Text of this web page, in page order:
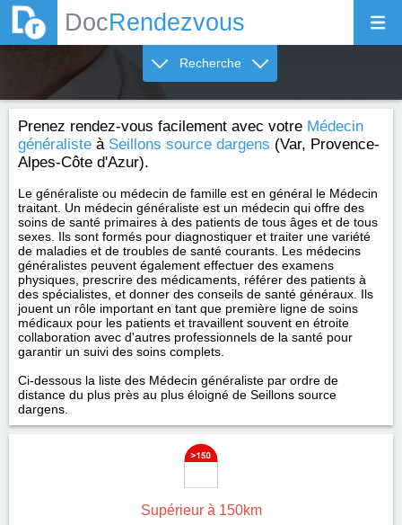
DocRendezvous
Recherche
Prenez rendez-vous facilement avec votre Médecin
généraliste à Seillons source dargens (Var, Provence-
Alpes-Côte d'Azur).
Le généraliste ou médecin de famille est en général le Médecin
traitant. Un médecin généraliste est un médecin qui offre des
soins de santé primaires à des patients de tous âges et de tous
sexes. Ils sont formés pour diagnostiquer et traiter une variété
de maladies et de troubles de santé courants. Les médecins
généralistes peuvent également effectuer des examens
physiques, prescrire des médicaments, référer des patients à
des spécialistes, et donner des conseils de santé généraux. Ils
jouent un rôle important en tant que première ligne de soins
médicaux pour les patients et travaillent souvent en étroite
collaboration avec d'autres professionnels de la santé pour
garantir un suivi des soins complets.
Ci-dessous la liste des Médecin généraliste par ordre de
distance du plus près au plus éloigné de Seillons source
dargens.
Supérieur à 150km